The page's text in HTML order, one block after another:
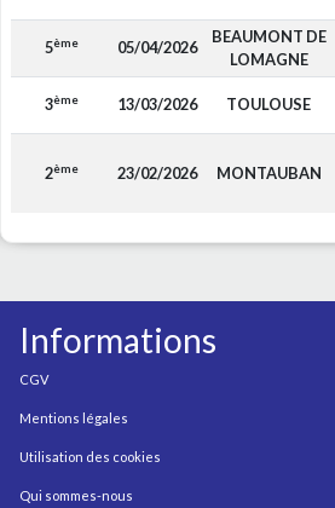
5ème 05/04/2026
BEAUMONT DE
LOMAGNE
3ème 13/03/2026 TOULOUSE
2ème 23/02/2026 MONTAUBAN
Informations
CGV
Mentions légales
Utilisation des cookies
Qui sommes-nous